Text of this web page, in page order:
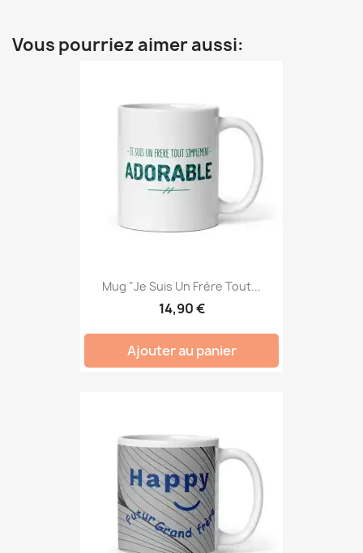
Vous pourriez aimer aussi:
Mug "Je Suis Un Frère Tout...
14,90 €
Ajouter au panier